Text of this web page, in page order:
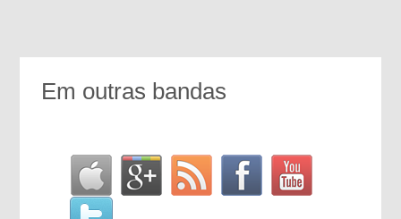
Em outras bandas